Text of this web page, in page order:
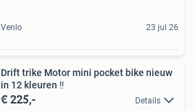
Venlo 23 jul 26
Drift trike Motor mini pocket bike nieuw
in 12 kleuren ‼️
€ 225,- Details